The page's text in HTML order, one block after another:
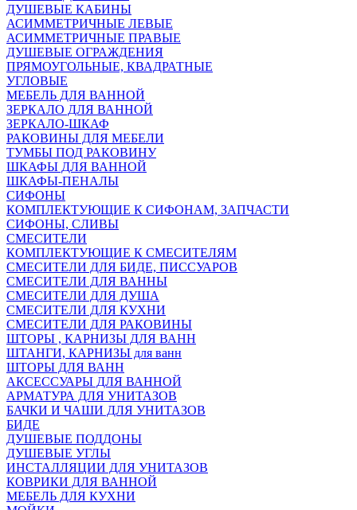
ДУШЕВЫЕ КАБИНЫ
АСИММЕТРИЧНЫЕ ЛЕВЫЕ
АСИММЕТРИЧНЫЕ ПРАВЫЕ
ДУШЕВЫЕ ОГРАЖДЕНИЯ
ПРЯМОУГОЛЬНЫЕ, КВАДРАТНЫЕ
УГЛОВЫЕ
МЕБЕЛЬ ДЛЯ ВАННОЙ
ЗЕРКАЛО ДЛЯ ВАННОЙ
ЗЕРКАЛО-ШКАФ
РАКОВИНЫ ДЛЯ МЕБЕЛИ
ТУМБЫ ПОД РАКОВИНУ
ШКАФЫ ДЛЯ ВАННОЙ
ШКАФЫ-ПЕНАЛЫ
СИФОНЫ
КОМПЛЕКТУЮЩИЕ К СИФОНАМ, ЗАПЧАСТИ
СИФОНЫ, СЛИВЫ
СМЕСИТЕЛИ
КОМПЛЕКТУЮЩИЕ К СМЕСИТЕЛЯМ
СМЕСИТЕЛИ ДЛЯ БИДЕ, ПИССУАРОВ
СМЕСИТЕЛИ ДЛЯ ВАННЫ
СМЕСИТЕЛИ ДЛЯ ДУША
СМЕСИТЕЛИ ДЛЯ КУХНИ
СМЕСИТЕЛИ ДЛЯ РАКОВИНЫ
ШТОРЫ , КАРНИЗЫ ДЛЯ ВАНН
ШТАНГИ, КАРНИЗЫ для ванн
ШТОРЫ ДЛЯ ВАНН
АКСЕССУАРЫ ДЛЯ ВАННОЙ
АРМАТУРА ДЛЯ УНИТАЗОВ
БАЧКИ И ЧАШИ ДЛЯ УНИТАЗОВ
БИДЕ
ДУШЕВЫЕ ПОДДОНЫ
ДУШЕВЫЕ УГЛЫ
ИНСТАЛЛЯЦИИ ДЛЯ УНИТАЗОВ
КОВРИКИ ДЛЯ ВАННОЙ
МЕБЕЛЬ ДЛЯ КУХНИ